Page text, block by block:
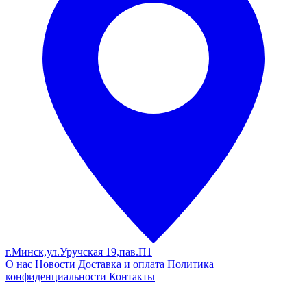
г.Минск,ул.Уручская 19,пав.П1
О нас Новости Доставка и оплата Политика
конфиденциальности Контакты